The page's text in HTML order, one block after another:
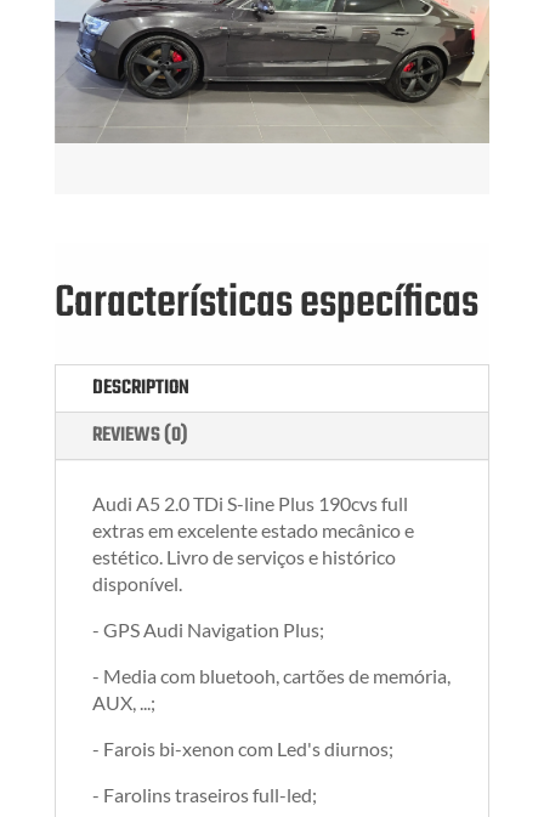
Características específicas
DESCRIPTION
REVIEWS (0)
Audi A5 2.0 TDi S-line Plus 190cvs full
extras em excelente estado mecânico e
estético. Livro de serviços e histórico
disponível.
- GPS Audi Navigation Plus;
- Media com bluetooh, cartões de memória,
AUX, ...;
- Farois bi-xenon com Led's diurnos;
- Farolins traseiros full-led;